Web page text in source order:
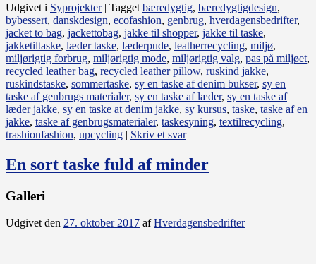
Udgivet i Syprojekter | Tagget bæredygtig, bæredygtigdesign,
bybessert, danskdesign, ecofashion, genbrug, hverdagensbedrifter,
jacket to bag, jackettobag, jakke til shopper, jakke til taske,
jakketiltaske, læder taske, læderpude, leatherrecycling, miljø,
miljørigtig forbrug, miljørigtig mode, miljørigtig valg, pas på miljøet,
recycled leather bag, recycled leather pillow, ruskind jakke,
ruskindstaske, sommertaske, sy en taske af denim bukser, sy en
taske af genbrugs materialer, sy en taske af læder, sy en taske af
læder jakke, sy en taske at denim jakke, sy kursus, taske, taske af en
jakke, taske af genbrugsmaterialer, taskesyning, textilrecycling,
trashionfashion, upcycling | Skriv et svar
En sort taske fuld af minder
Galleri
Udgivet den 27. oktober 2017 afHverdagensbedrifter